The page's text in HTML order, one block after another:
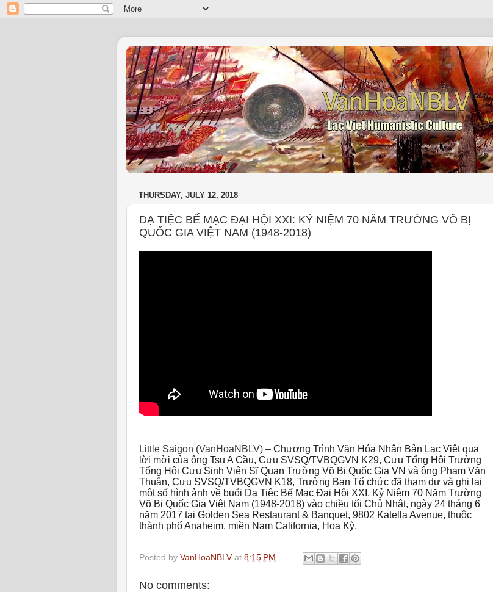
THURSDAY, JULY 12, 2018
DẠ TIỆC BẾ MẠC ĐẠI HỘI XXI: KỶ NIỆM 70 NĂM TRƯỜNG VÕ BỊ
QUỐC GIA VIỆT NAM (1948-2018)
Little Saigon (VanHoaNBLV) – Chương Trình Văn Hóa Nhân Bản Lạc Việt qua
lời mời của ông Tsu A Cầu, Cựu SVSQ/TVBQGVN K29, Cựu Tổng Hội Trưởng
Tổng Hội Cựu Sinh Viên Sĩ Quan Trường Võ Bị Quốc Gia VN và ông Phạm Văn
Thuận, Cựu SVSQ/TVBQGVN K18, Trưởng Ban Tổ chức đã tham dự và ghi lại
một số hình ảnh về buổi Dạ Tiệc Bế Mạc Đại Hội XXI, Kỷ Niệm 70 Năm Trường
Võ Bị Quốc Gia Việt Nam (1948-2018) vào chiều tối Chủ Nhật, ngày 24 tháng 6
năm 2017 tại Golden Sea Restaurant & Banquet, 9802 Katella Avenue, thuộc
thành phố Anaheim, miền Nam California, Hoa Kỳ.
Posted by VanHoaNBLV at 8:15 PM
No comments: